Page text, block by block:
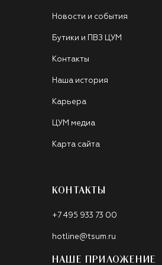
Новости и события
Бутики и ПВЗ ЦУМ
Контакты
Наша история
Карьера
ЦУМ медиа
Карта сайта
КОНТАКТЫ
+7 495 933 73 00
hotline@tsum.ru
НАШЕ ПРИЛОЖЕНИЕ